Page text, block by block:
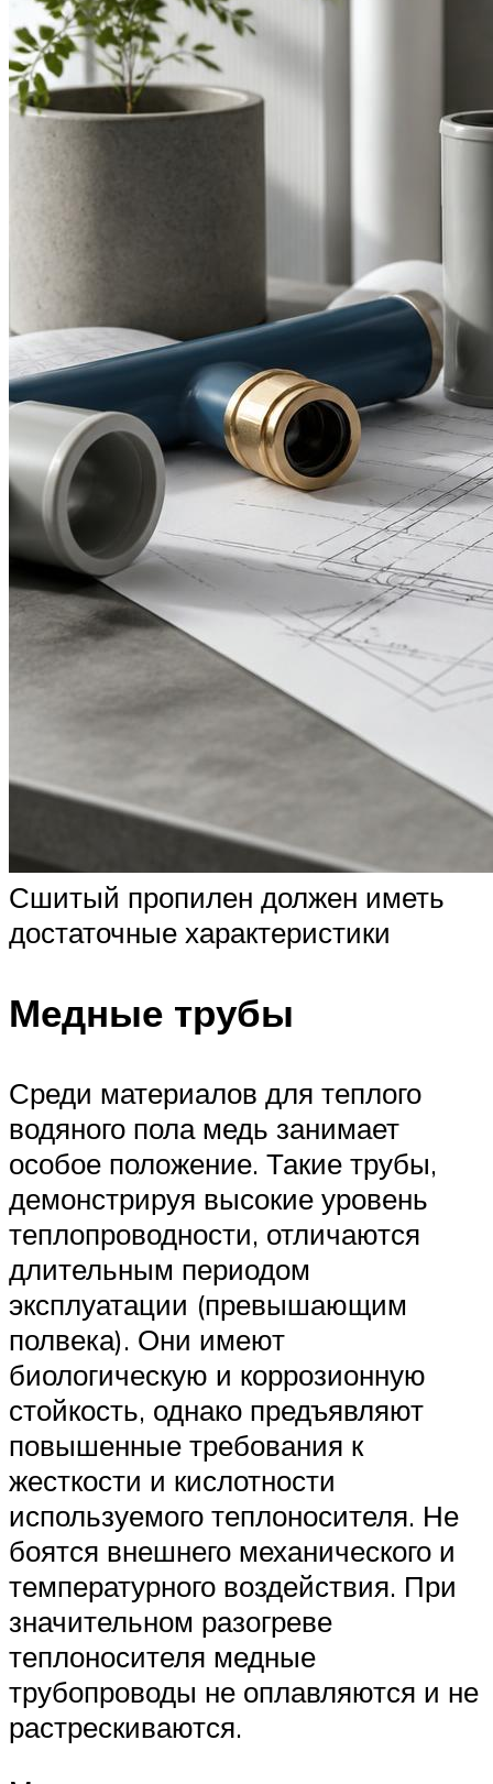
Сшитый пропилен должен иметь
достаточные характеристики
Медные трубы
Среди материалов для теплого
водяного пола медь занимает
особое положение. Такие трубы,
демонстрируя высокие уровень
теплопроводности, отличаются
длительным периодом
эксплуатации (превышающим
полвека). Они имеют
биологическую и коррозионную
стойкость, однако предъявляют
повышенные требования к
жесткости и кислотности
используемого теплоносителя. Не
боятся внешнего механического и
температурного воздействия. При
значительном разогреве
теплоносителя медные
трубопроводы не оплавляются и не
растрескиваются.